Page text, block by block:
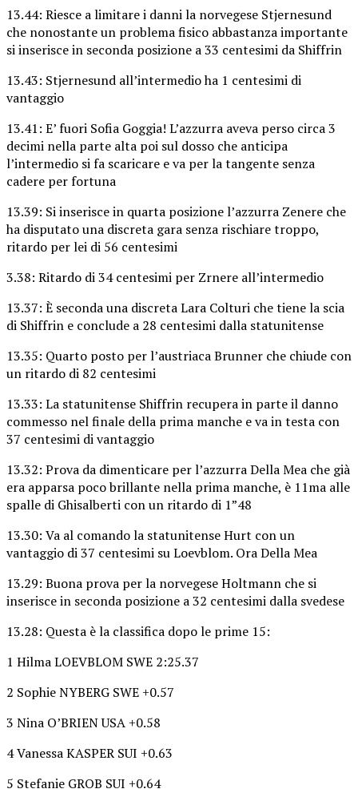
13.44: Riesce a limitare i danni la norvegese Stjernesund
che nonostante un problema fisico abbastanza importante
si inserisce in seconda posizione a 33 centesimi da Shiffrin
13.43: Stjernesund all’intermedio ha 1 centesimi di
vantaggio
13.41: E’ fuori Sofia Goggia! L’azzurra aveva perso circa 3
decimi nella parte alta poi sul dosso che anticipa
l’intermedio si fa scaricare e va per la tangente senza
cadere per fortuna
13.39: Si inserisce in quarta posizione l’azzurra Zenere che
ha disputato una discreta gara senza rischiare troppo,
ritardo per lei di 56 centesimi
3.38: Ritardo di 34 centesimi per Zrnere all’intermedio
13.37: È seconda una discreta Lara Colturi che tiene la scia
di Shiffrin e conclude a 28 centesimi dalla statunitense
13.35: Quarto posto per l’austriaca Brunner che chiude con
un ritardo di 82 centesimi
13.33: La statunitense Shiffrin recupera in parte il danno
commesso nel finale della prima manche e va in testa con
37 centesimi di vantaggio
13.32: Prova da dimenticare per l’azzurra Della Mea che già
era apparsa poco brillante nella prima manche, è 11ma alle
spalle di Ghisalberti con un ritardo di 1”48
13.30: Va al comando la statunitense Hurt con un
vantaggio di 37 centesimi su Loevblom. Ora Della Mea
13.29: Buona prova per la norvegese Holtmann che si
inserisce in seconda posizione a 32 centesimi dalla svedese
13.28: Questa è la classifica dopo le prime 15:
1 Hilma LOEVBLOM SWE 2:25.37
2 Sophie NYBERG SWE +0.57
3 Nina O’BRIEN USA +0.58
4 Vanessa KASPER SUI +0.63
5 Stefanie GROB SUI +0.64